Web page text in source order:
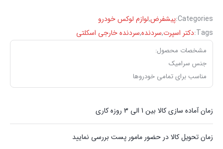
Categories:پیشفرض,لوازم لوکس خودرو
Tags: دکتر اسپرت,سردنده,سردنده خارجی اسکلتی
مشخصات محصول:
جنس سرامیک
مناسب برای تمامی خودروها
زمان آماده سازی کالا بین 1 الی 3 روزه کاری
زمان تحویل کالا در حضور مامور پست بررسی نمایید